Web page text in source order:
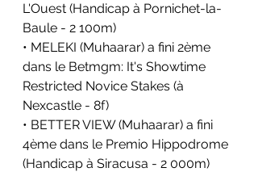
L'Ouest (Handicap à Pornichet-la-
Baule - 2 100m)
• MELEKI (Muhaarar) a fini 2ème
dans le Betmgm: It's Showtime
Restricted Novice Stakes (à
Nexcastle - 8f)
• BETTER VIEW (Muhaarar) a fini
4ème dans le Premio Hippodrome
(Handicap à Siracusa - 2 000m)